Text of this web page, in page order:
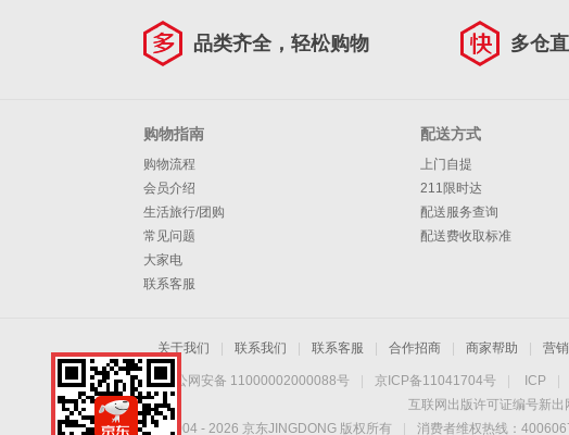
品类齐全，轻松购物 多仓
购物指南
购物流程
会员介绍
生活旅行/团购
常见问题
大家电
联系客服
配送方式
上门自提
211限时达
配送服务查询
配送费收取标准
关于我们 联系我们 联系客服 合作招商 商家帮助 营
京公网安备 11000002000088号 京ICP备11041704号 ICP
互联网出版许可证编号新
Copyright © 2004 - 2026 京东JINGDONG 版权所有 消费者维权热线：